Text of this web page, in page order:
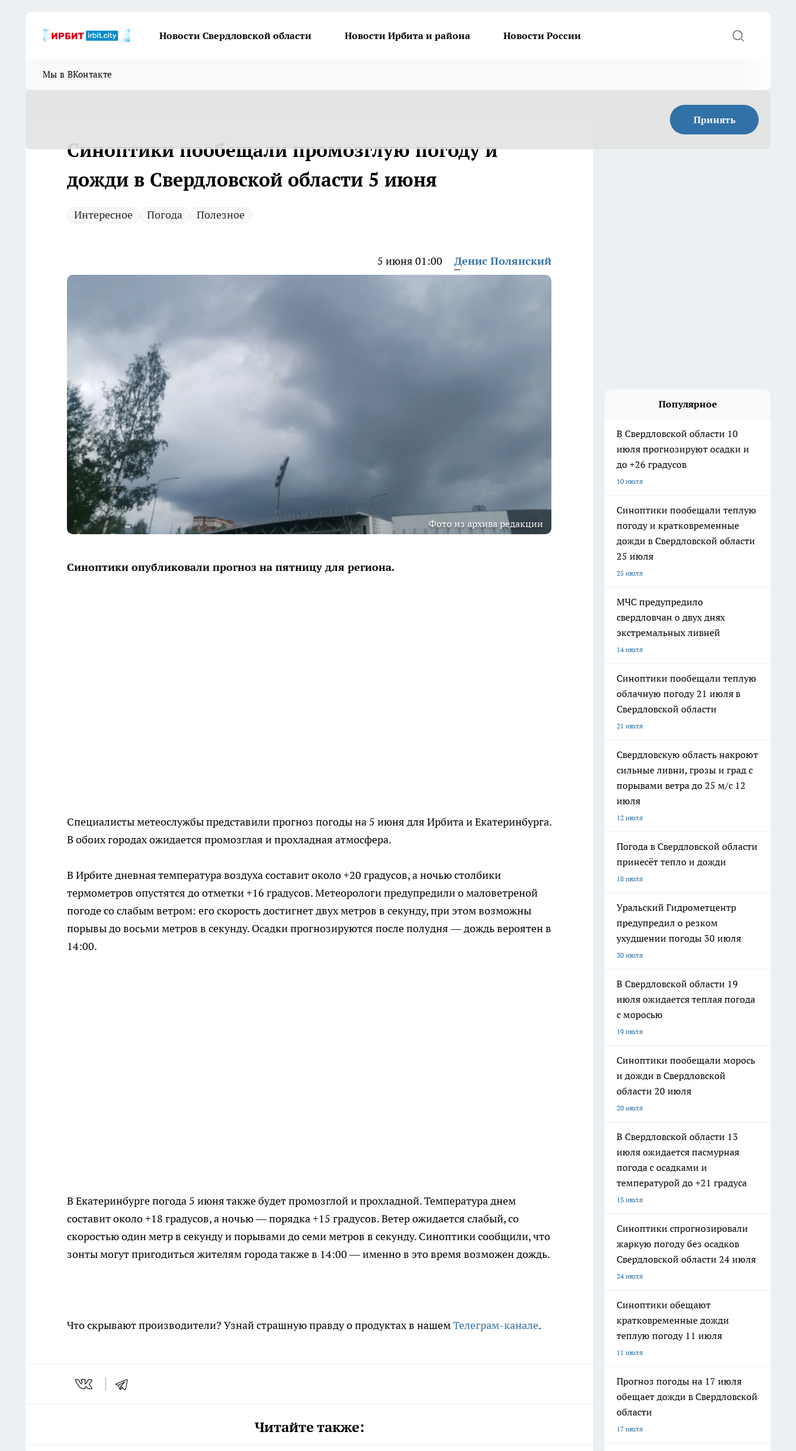
Новости Свердловской области Новости Ирбита и района Новости России
Мы в ВКонтакте
Принять
Синоптики пообещали промозглую погоду и
дожди в Свердловской области 5 июня
Интересное Погода Полезное
5 июня 01:00 Денис Полянский
Фото из архива редакции
Синоптики опубликовали прогноз на пятницу для региона.
Специалисты метеослужбы представили прогноз погоды на 5 июня для Ирбита и Екатеринбурга.
В обоих городах ожидается промозглая и прохладная атмосфера.
В Ирбите дневная температура воздуха составит около +20 градусов, а ночью столбики
термометров опустятся до отметки +16 градусов. Метеорологи предупредили о маловетреной
погоде со слабым ветром: его скорость достигнет двух метров в секунду, при этом возможны
порывы до восьми метров в секунду. Осадки прогнозируются после полудня — дождь вероятен в
14:00.
В Екатеринбурге погода 5 июня также будет промозглой и прохладной. Температура днем
составит около +18 градусов, а ночью — порядка +15 градусов. Ветер ожидается слабый, со
скоростью один метр в секунду и порывами до семи метров в секунду. Синоптики сообщили, что
зонты могут пригодиться жителям города также в 14:00 — именно в это время возможен дождь.
Что скрывают производители? Узнай страшную правду о продуктах в нашемТелеграм-канале.
Читайте также:
Популярное
В Свердловской области 10
июля прогнозируют осадки и
до +26 градусов
10 июля
Синоптики пообещали теплую
погоду и кратковременные
дожди в Свердловской области
25 июля
25 июля
МЧС предупредило
свердловчан о двух днях
экстремальных ливней
14 июля
Синоптики пообещали теплую
облачную погоду 21 июля в
Свердловской области
21 июля
Свердловскую область накроют
сильные ливни, грозы и град с
порывами ветра до 25 м/с 12
июля
12 июля
Погода в Свердловской области
принесёт тепло и дожди
18 июля
Уральский Гидрометцентр
предупредил о резком
ухудшении погоды 30 июля
30 июля
В Свердловской области 19
июля ожидается теплая погода
с моросью
19 июля
Синоптики пообещали морось
и дожди в Свердловской
области 20 июля
20 июля
В Свердловской области 13
июля ожидается пасмурная
погода с осадками и
температурой до +21 градуса
13 июля
Синоптики спрогнозировали
жаркую погоду без осадков
Свердловской области 24 июля
24 июля
Синоптики обещают
кратковременные дожди
теплую погоду 11 июля
11 июля
Прогноз погоды на 17 июля
обещает дожди в Свердловской
области
17 июля